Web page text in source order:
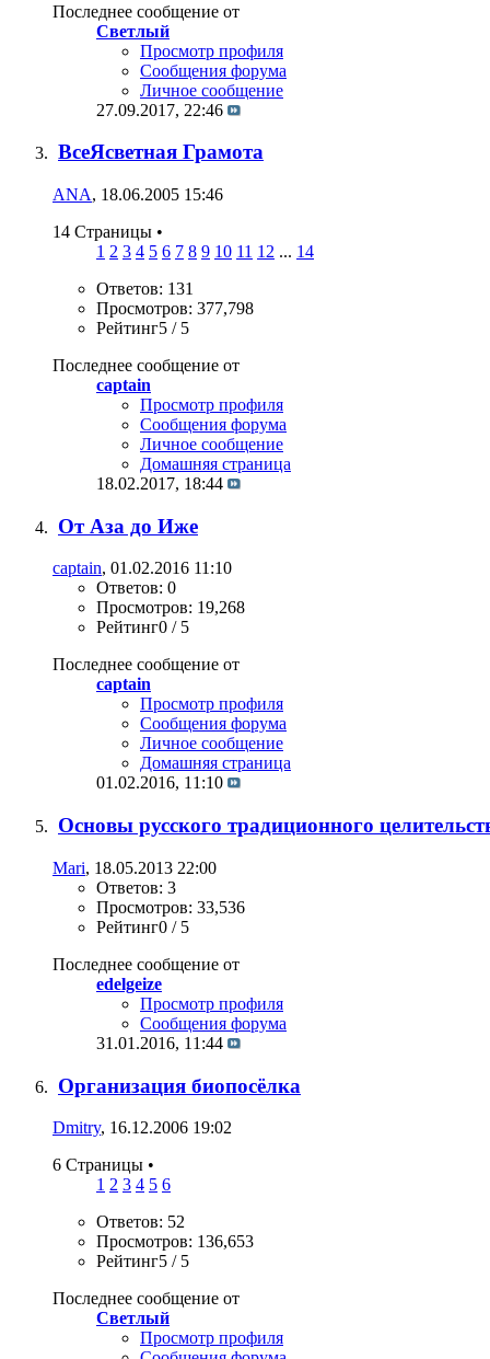
Последнее сообщение от
Светлый
Просмотр профиля
Сообщения форума
Личное сообщение
27.09.2017, 22:46
ВсеЯсветная Грамота
ANA, 18.06.2005 15:46
14 Страницы •
1 2 3 4 5 6 7 8 9 10 11 12 ... 14
Ответов: 131
Просмотров: 377,798
Рейтинг5 / 5
Последнее сообщение от
captain
Просмотр профиля
Сообщения форума
Личное сообщение
Домашняя страница
18.02.2017, 18:44
От Аза до Иже
captain, 01.02.2016 11:10
Ответов: 0
Просмотров: 19,268
Рейтинг0 / 5
Последнее сообщение от
captain
Просмотр профиля
Сообщения форума
Личное сообщение
Домашняя страница
01.02.2016, 11:10
Основы русского традиционного
Mari, 18.05.2013 22:00
Ответов: 3
Просмотров: 33,536
Рейтинг0 / 5
Последнее сообщение от
edelgeize
Просмотр профиля
Сообщения форума
31.01.2016, 11:44
Организация биопосёлка
Dmitry, 16.12.2006 19:02
6 Страницы •
1 2 3 4 5 6
Ответов: 52
Просмотров: 136,653
Рейтинг5 / 5
Последнее сообщение от
Светлый
Просмотр профиля